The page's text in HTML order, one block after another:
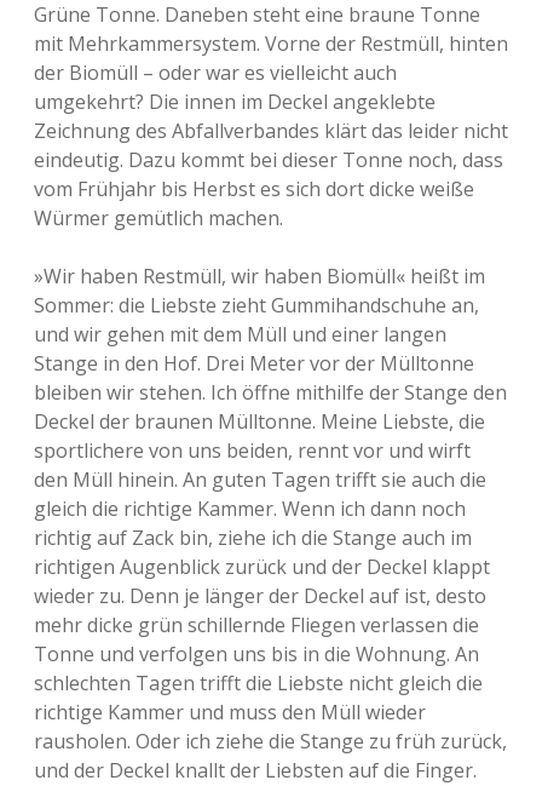
Grüne Tonne. Daneben steht eine braune Tonne
mit Mehrkammersystem. Vorne der Restmüll, hinten
der Biomüll – oder war es vielleicht auch
umgekehrt? Die innen im Deckel angeklebte
Zeichnung des Abfallverbandes klärt das leider nicht
eindeutig. Dazu kommt bei dieser Tonne noch, dass
vom Frühjahr bis Herbst es sich dort dicke weiße
Würmer gemütlich machen.
»Wir haben Restmüll, wir haben Biomüll« heißt im
Sommer: die Liebste zieht Gummihandschuhe an,
und wir gehen mit dem Müll und einer langen
Stange in den Hof. Drei Meter vor der Mülltonne
bleiben wir stehen. Ich öffne mithilfe der Stange den
Deckel der braunen Mülltonne. Meine Liebste, die
sportlichere von uns beiden, rennt vor und wirft
den Müll hinein. An guten Tagen trifft sie auch die
gleich die richtige Kammer. Wenn ich dann noch
richtig auf Zack bin, ziehe ich die Stange auch im
richtigen Augenblick zurück und der Deckel klappt
wieder zu. Denn je länger der Deckel auf ist, desto
mehr dicke grün schillernde Fliegen verlassen die
Tonne und verfolgen uns bis in die Wohnung. An
schlechten Tagen trifft die Liebste nicht gleich die
richtige Kammer und muss den Müll wieder
rausholen. Oder ich ziehe die Stange zu früh zurück,
und der Deckel knallt der Liebsten auf die Finger.